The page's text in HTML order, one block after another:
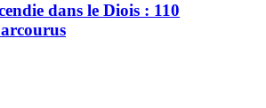
dans le Diois : 110